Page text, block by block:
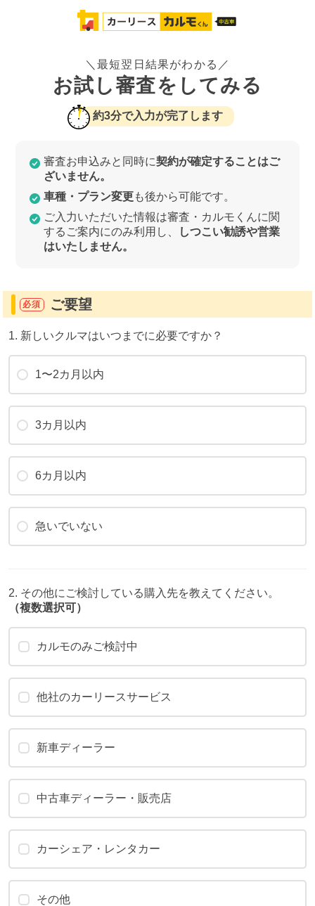
＼最短翌日結果がわかる／
お試し審査をしてみる
約3分で入力が完了します
審査お申込みと同時に契約が確定することはご
ざいません。
車種・プラン変更も後から可能です。
ご入力いただいた情報は審査・カルモくんに関
するご案内にのみ利用し、
しつこい勧誘や営業
はいたしません。
必須 ご要望
1. 新しいクルマはいつまでに必要ですか？
1〜2カ月以内
3カ月以内
6カ月以内
急いでいない
2. その他にご検討している購入先を教えてください。
（複数選択可）
カルモのみご検討中
他社のカーリースサービス
新車ディーラー
中古車ディーラー・販売店
カーシェア・レンタカー
その他